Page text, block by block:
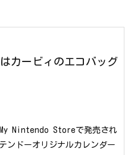
次へ
カービィのエコバッグ
Nintendo Storeで発売され
ンドーオリジナルカレンダー